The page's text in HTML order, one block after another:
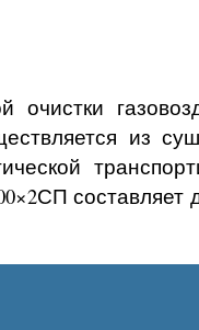
из
составляет